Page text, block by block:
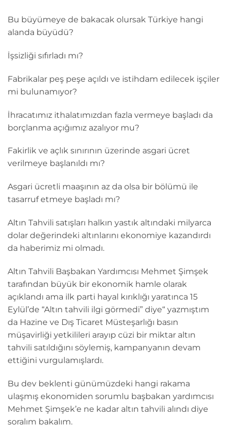
Bu büyümeye de bakacak olursak Türkiye hangi
alanda büyüdü?
İşsizliği sıfırladı mı?
Fabrikalar peş peşe açıldı ve istihdam edilecek işçiler
mi bulunamıyor?
İhracatımız ithalatımızdan fazla vermeye başladı da
borçlanma açığımız azalıyor mu?
Fakirlik ve açlık sınırının üzerinde asgari ücret
verilmeye başlanıldı mı?
Asgari ücretli maaşının az da olsa bir bölümü ile
tasarruf etmeye başladı mı?
Altın Tahvili satışları halkın yastık altındaki milyarca
dolar değerindeki altınlarını ekonomiye kazandırdı
da haberimiz mi olmadı.
Altın Tahvili Başbakan Yardımcısı Mehmet Şimşek
tarafından büyük bir ekonomik hamle olarak
açıklandı ama ilk parti hayal kırıklığı yaratınca 15
Eylül’de “Altın tahvili ilgi görmedi” diye“ yazmıştım
da Hazine ve Dış Ticaret Müsteşarlığı basın
müşavirliği yetkilileri arayıp cüzi bir miktar altın
tahvili satıldığını söylemiş, kampanyanın devam
ettiğini vurgulamışlardı.
Bu dev beklenti günümüzdeki hangi rakama
ulaşmış ekonomiden sorumlu başbakan yardımcısı
Mehmet Şimşek’e ne kadar altın tahvili alındı diye
soralım bakalım.